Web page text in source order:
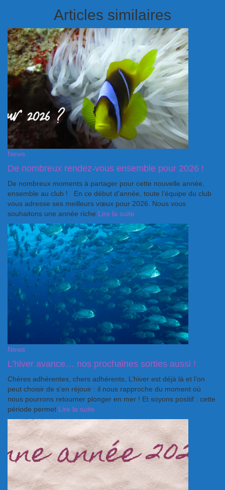
Articles similaires
News
De nombreux rendez-vous ensemble pour 2026 !
De nombreux moments à partager pour cette nouvelle année,
ensemble au club ! En ce début d’année, toute l’équipe du club
vous adresse ses meilleurs vœux pour 2026. Nous vous
souhaitons une année riche Lire la suite
News
L’hiver avance… nos prochaines sorties aussi !
Chères adhérentes, chers adhérents, L’hiver est déjà là et l’on
peut choisir de s’en réjouir : il nous rapproche du moment où
nous pourrons retourner plonger en mer ! Et soyons positif : cette
période permet Lire la suite